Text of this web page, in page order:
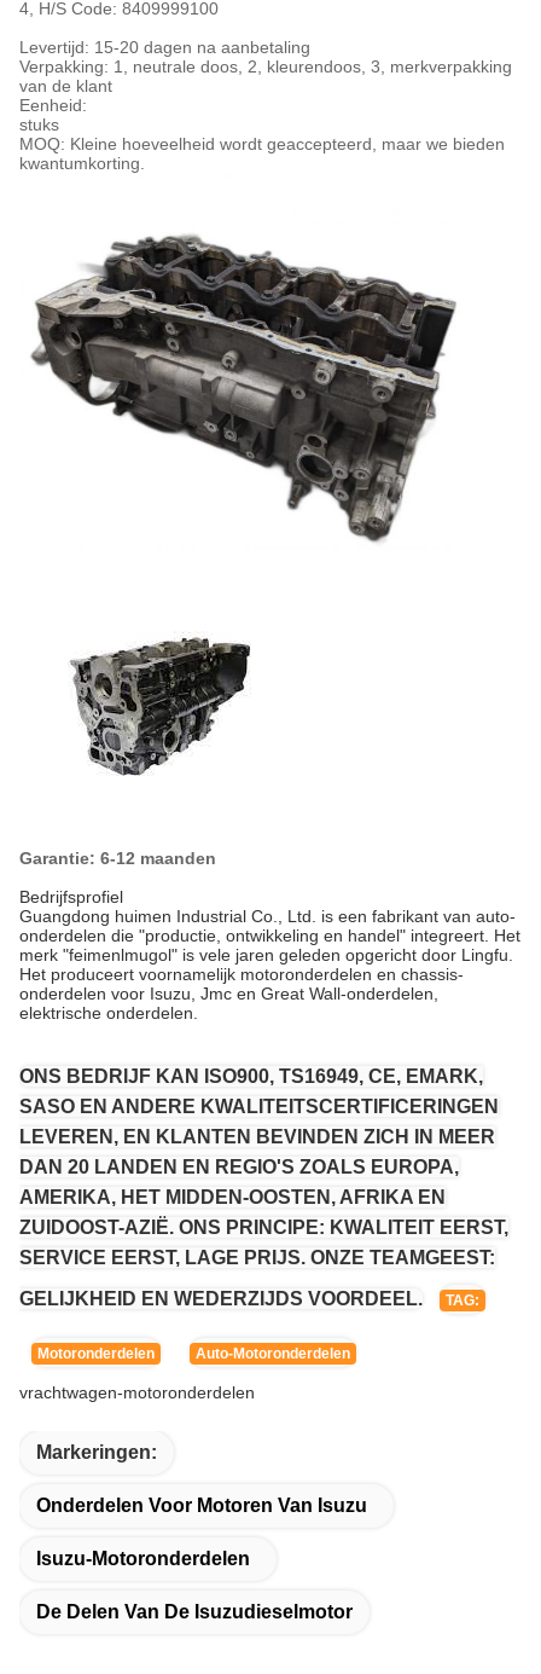
4, H/S Code: 8409999100
Levertijd: 15-20 dagen na aanbetaling
Verpakking: 1, neutrale doos, 2, kleurendoos, 3, merkverpakking
van de klant
Eenheid:
stuks
MOQ: Kleine hoeveelheid wordt geaccepteerd, maar we bieden
kwantumkorting.
Garantie: 6-12 maanden
Bedrijfsprofiel
Guangdong huimen Industrial Co., Ltd. is een fabrikant van auto-
onderdelen die "productie, ontwikkeling en handel" integreert. Het
merk "feimenlmugol" is vele jaren geleden opgericht door Lingfu.
Het produceert voornamelijk motoronderdelen en chassis-
onderdelen voor Isuzu, Jmc en Great Wall-onderdelen,
elektrische onderdelen.
ONS BEDRIJF KAN ISO900, TS16949, CE, EMARK,
SASO EN ANDERE KWALITEITSCERTIFICERINGEN
LEVEREN, EN KLANTEN BEVINDEN ZICH IN MEER
DAN 20 LANDEN EN REGIO'S ZOALS EUROPA,
AMERIKA, HET MIDDEN-OOSTEN, AFRIKA EN
ZUIDOOST-AZIË. ONS PRINCIPE: KWALITEIT EERST,
SERVICE EERST, LAGE PRIJS. ONZE TEAMGEEST:
GELIJKHEID EN WEDERZIJDS VOORDEEL.
TAG:
Motoronderdelen Auto-Motoronderdelen
vrachtwagen-motoronderdelen
Markeringen:
Onderdelen Voor Motoren Van Isuzu
Isuzu-Motoronderdelen
De Delen Van De Isuzudieselmotor